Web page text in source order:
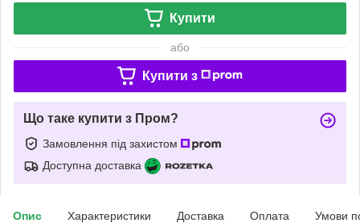
Купити
або
Купити з
Що таке купити з Пром?
Замовлення під захистом
Доступна доставка
Опис Характеристики Доставка Оплата Умови